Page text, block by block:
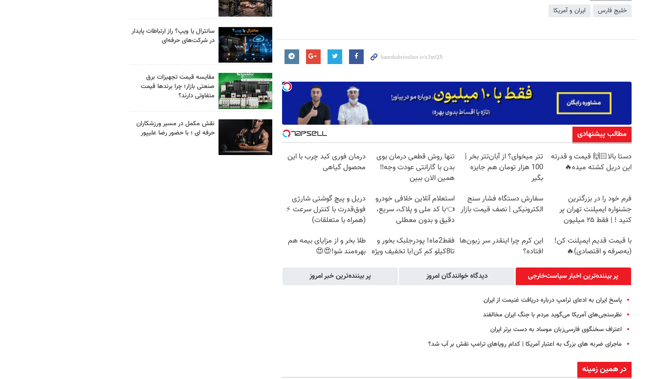
خلیج فارس ایران و آمریکا
مطالب پیشنهادی
دستا بالا🙌🏻 قیمت و قدرته
این دریل کشته میده🔥
تتر میخوای؟ از آبان‌تتر بخر |
100 هزار تومان هم جایزه
بگیر
تنها روش قطعی درمان بوی
بدن با گارانتی عودت وجه‼️
همین الان ببین
درمان فوری کبد چرب با این
محصول گیاهی
فرم خود را در بزرگترین
جشنواره ایمپلنت تهران پر
کنید ! | فقط ۲۵ میلیون
سفارش دستگاه فشار سنج
الکترونیکی | نصف قیمت بازار
استعلام آنلاین خلافی خودرو
👈با کد ملی و پلاک، سریع،
دقیق و بدون معطلی
دریل و پیچ گوشتی شارژی
فوق‌قدرت با کنترل سرعت ⚡
(همراه با متعلقات)
با قیمت قدیم ایمپلنت کن!
(به‌صرفه و اقتصادی)🔥
این کرم چرا اینقدر سر زبون‌ها
افتاده؟
فقط2ماه! پودرجلبک بخور و
تا8کیلو کم کن!با تخفیف ویژه
طلا بخر و از مزایای بیمه هم
بهره‌مند شو!😍😍
پر بیننده‌ترین اخبار سیاست‌خارجی دیدگاه خوانندگان امروز پر بیننده‌ترین خبر امروز
پاسخ ایران به ادعای ترامپ درباره دریافت غنیمت از ایران
نظرسنجی‌های آمریکا می‌گوید مردم با جنگ ایران مخالفند
اعتراف سخنگوی فارسی‌زبان موساد به دست برتر ایران
ماجرای ضربه های بزرگ به اعتبار آمریکا | کدام رویاهای ترامپ نقش بر آب شد؟
در همین زمینه
سانترال یا ویپ؟ راز ارتباطات پایدار
در شرکت‌های حرفه‌ای
مقایسه قیمت تجهیزات برق
صنعتی بازار؛ چرا برندها قیمت
متفاوتی دارند؟
نقش مکمل در مسیر ورزشکاران
حرفه ای ؛ با حضور رضا علیپور